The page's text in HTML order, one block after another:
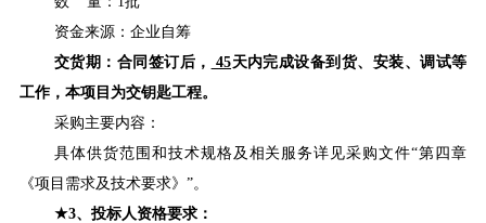
资金来源：企业自筹
交货期：合同签订后，
45天内完成设备到货、安装、调试等
工作，本项目为交钥匙工程。
采购主要内容：
具体供货范围和技术规格及相关服务详见采购文件“第四章
《项目需求及技术要求》”。
★3、投标人资格要求：